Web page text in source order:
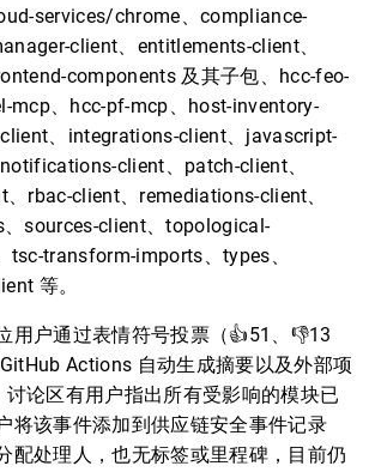
services/chrome、compliance-
client、entitlements-client、
components 及其子包、hcc-feo-
mcp、hcc-pf-mcp、host-inventory-
、integrations-client、javascript-
client、patch-client、
rbac-client、remediations-client、
sources-client、topological-
tsc-transform-imports、types、
等。
用户通过表情符号投票（👍51、👎13
Actions 自动生成摘要以及外部项
讨论区有用户指出所有受影响的模块已
将该事件添加到供应链安全事件记录
配处理人，也无标签或里程碑，目前仍